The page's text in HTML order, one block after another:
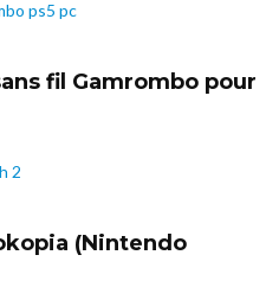
fil Gamrombo pour
(Nintendo